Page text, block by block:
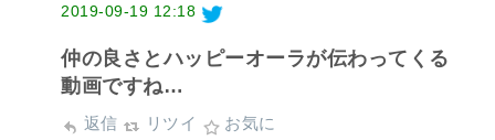
2019-09-19 12:18
仲の良さとハッピーオーラが伝わってくる
動画ですね…
返信 リツイ お気に